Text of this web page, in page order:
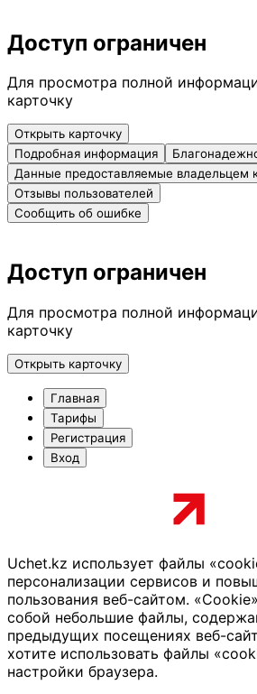
Доступ ограничен
Для просмотра полной
карточку
Открыть карточку
Подробная информация
Данные предоставляемые владельцем
Отзывы пользователей
Сообщить об ошибке
Доступ ограничен
Для просмотра полной
карточку
Открыть карточку
Главная
Тарифы
Регистрация
Вход
Uchet.kz использует файлы
персонализации сервисов и
пользования веб-сайтом.
собой небольшие файлы,
предыдущих посещениях веб-
хотите использовать файлы
настройки браузера.